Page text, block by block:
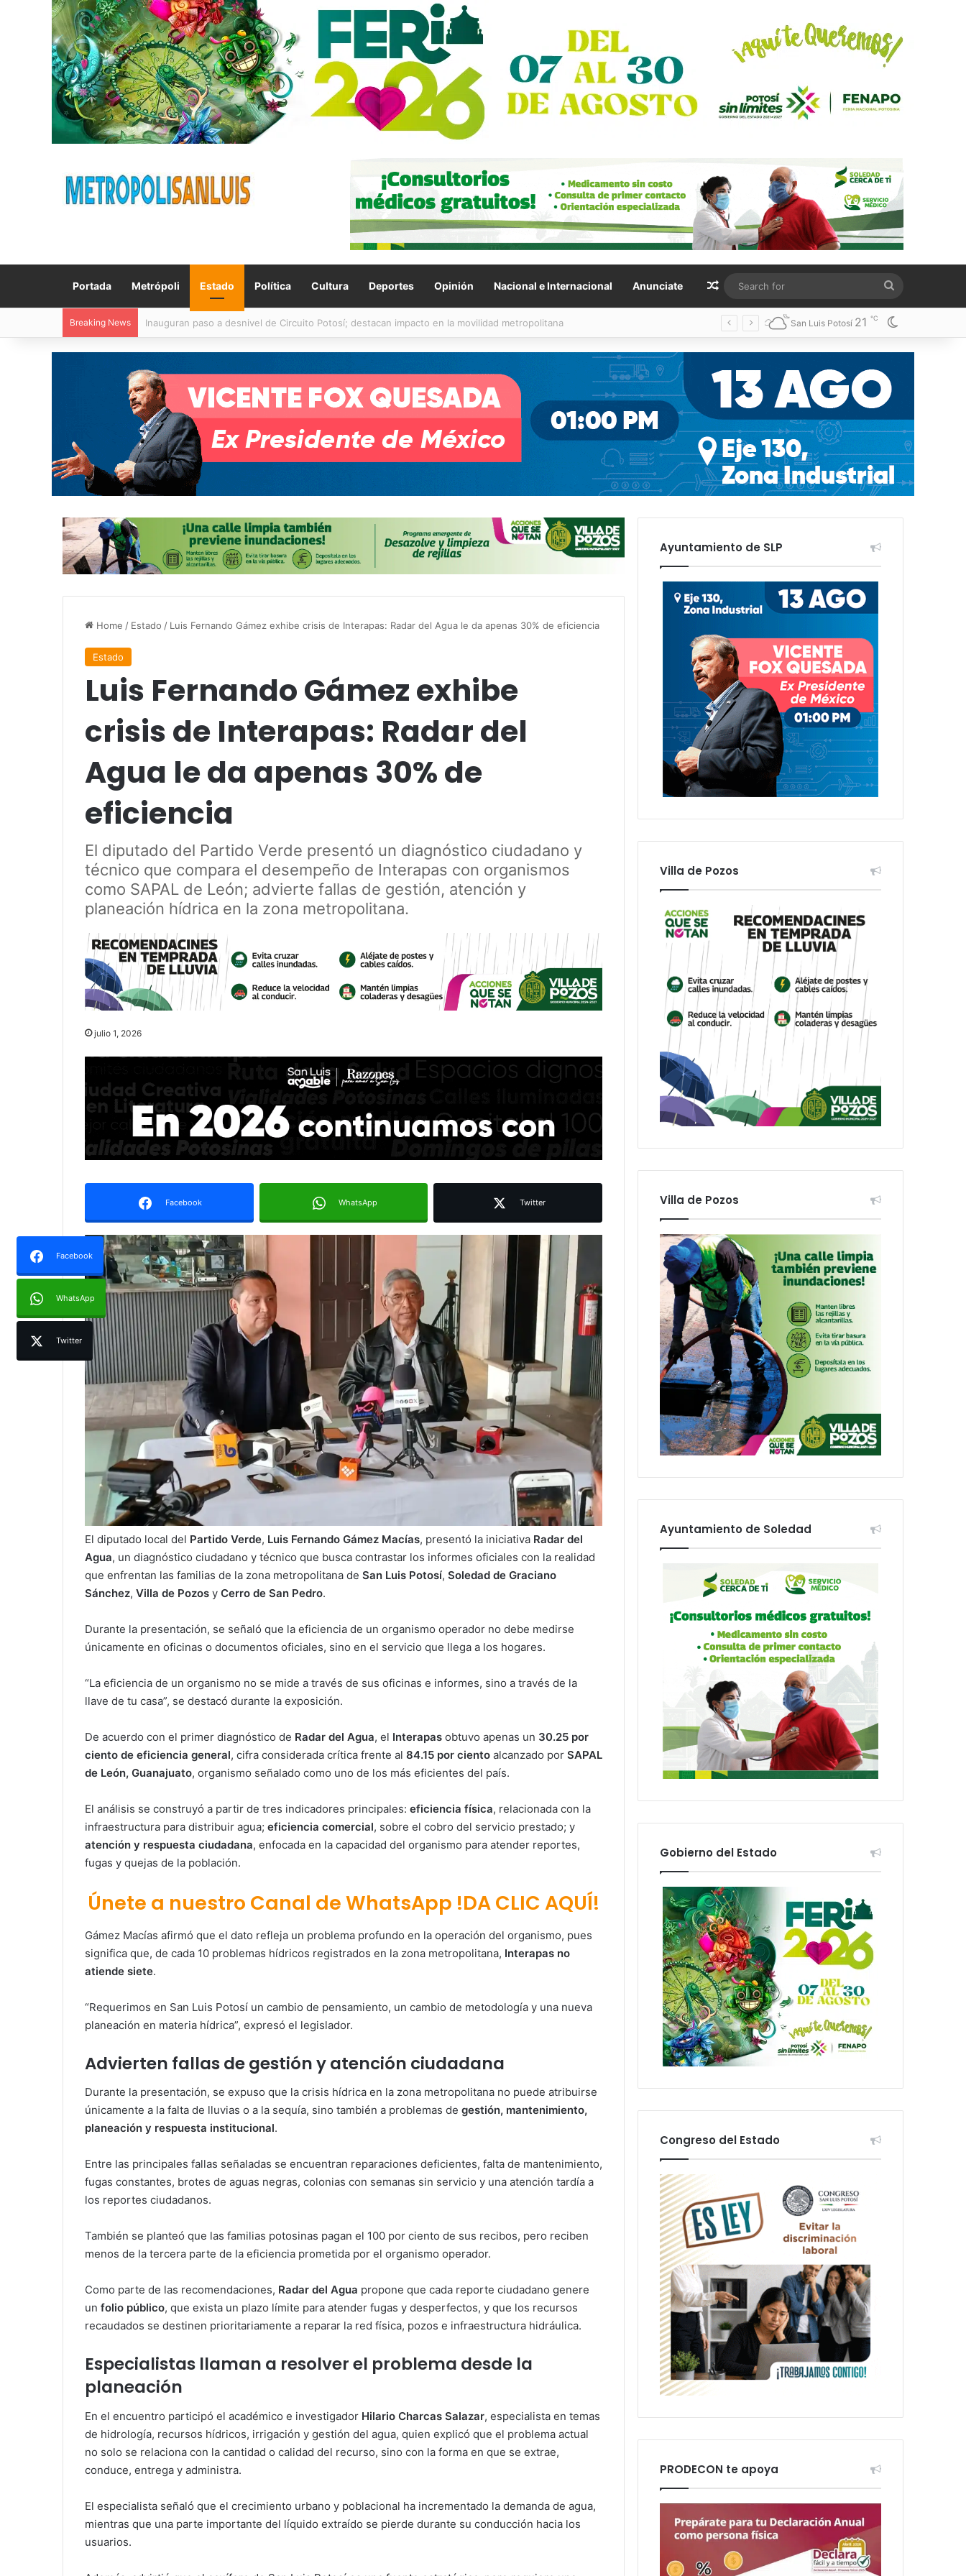
Portada Metrópoli Estado Política Cultura Deportes Opinión Nacional e Internacional Anunciate Random Article
for
Breaking News Centro de Capacitación en San Francisco ofrecerá talleres y buscará certificación para sus alumnos San Luis Potosí 21 ℃
Home / Estado / Luis Fernando Gámez exhibe crisis de Interapas: Radar del Agua le da apenas 30% de eficiencia
Estado
Luis Fernando Gámez exhibe
crisis de Interapas: Radar del
Agua le da apenas 30% de
eficiencia
El diputado del Partido Verde presentó un diagnóstico ciudadano y
técnico que compara el desempeño de Interapas con organismos
como SAPAL de León; advierte fallas de gestión, atención y
planeación hídrica en la zona metropolitana.
julio 1, 2026
Facebook WhatsApp Twitter
Facebook
WhatsApp
Twitter
El diputado local del Partido Verde, Luis Fernando Gámez Macías, presentó la iniciativa Radar del
Agua, un diagnóstico ciudadano y técnico que busca contrastar los informes oficiales con la realidad
que enfrentan las familias de la zona metropolitana de San Luis Potosí, Soledad de Graciano
Sánchez, Villa de Pozos y Cerro de San Pedro.
Durante la presentación, se señaló que la eficiencia de un organismo operador no debe medirse
únicamente en oficinas o documentos oficiales, sino en el servicio que llega a los hogares.
“La eficiencia de un organismo no se mide a través de sus oficinas e informes, sino a través de la
llave de tu casa”, se destacó durante la exposición.
De acuerdo con el primer diagnóstico de Radar del Agua, el Interapas obtuvo apenas un 30.25 por
ciento de eficiencia general, cifra considerada crítica frente al 84.15 por ciento alcanzado por SAPAL
de León, Guanajuato, organismo señalado como uno de los más eficientes del país.
El análisis se construyó a partir de tres indicadores principales: eficiencia física, relacionada con la
infraestructura para distribuir agua; eficiencia comercial, sobre el cobro del servicio prestado; y
atención y respuesta ciudadana, enfocada en la capacidad del organismo para atender reportes,
fugas y quejas de la población.
Únete a nuestro Canal de WhatsApp !DA CLIC AQUÍ!
Gámez Macías afirmó que el dato refleja un problema profundo en la operación del organismo, pues
significa que, de cada 10 problemas hídricos registrados en la zona metropolitana, Interapas no
atiende siete.
“Requerimos en San Luis Potosí un cambio de pensamiento, un cambio de metodología y una nueva
planeación en materia hídrica”, expresó el legislador.
Advierten fallas de gestión y atención ciudadana
Durante la presentación, se expuso que la crisis hídrica en la zona metropolitana no puede atribuirse
únicamente a la falta de lluvias o a la sequía, sino también a problemas de gestión, mantenimiento,
planeación y respuesta institucional.
Entre las principales fallas señaladas se encuentran reparaciones deficientes, falta de mantenimiento,
fugas constantes, brotes de aguas negras, colonias con semanas sin servicio y una atención tardía a
los reportes ciudadanos.
También se planteó que las familias potosinas pagan el 100 por ciento de sus recibos, pero reciben
menos de la tercera parte de la eficiencia prometida por el organismo operador.
Como parte de las recomendaciones, Radar del Agua propone que cada reporte ciudadano genere
un folio público, que exista un plazo límite para atender fugas y desperfectos, y que los recursos
recaudados se destinen prioritariamente a reparar la red física, pozos e infraestructura hidráulica.
Especialistas llaman a resolver el problema desde la
planeación
En el encuentro participó el académico e investigador Hilario Charcas Salazar, especialista en temas
de hidrología, recursos hídricos, irrigación y gestión del agua, quien explicó que el problema actual
no solo se relaciona con la cantidad o calidad del recurso, sino con la forma en que se extrae,
conduce, entrega y administra.
El especialista señaló que el crecimiento urbano y poblacional ha incrementado la demanda de agua,
mientras que una parte importante del líquido extraído se pierde durante su conducción hacia los
usuarios.
Ayuntamiento de SLP
Villa de Pozos
Villa de Pozos
Ayuntamiento de Soledad
Gobierno del Estado
Congreso del Estado
PRODECON te apoya